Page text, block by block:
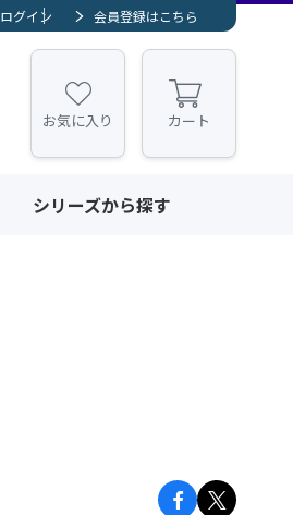
ログイン 会員登録はこちら
お気に入り カート
シリーズから探す